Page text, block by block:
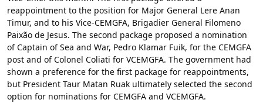
reappointment to the position for Major General Lere Anan
Timur, and to his Vice-CEMGFA, Brigadier General Filomeno
Paixão de Jesus. The second package proposed a nomination
of Captain of Sea and War, Pedro Klamar Fuik, for the CEMGFA
post and of Colonel Coliati for VCEMGFA. The government had
shown a preference for the first package for reappointments,
but President Taur Matan Ruak ultimately selected the second
option for nominations for CEMGFA and VCEMGFA.